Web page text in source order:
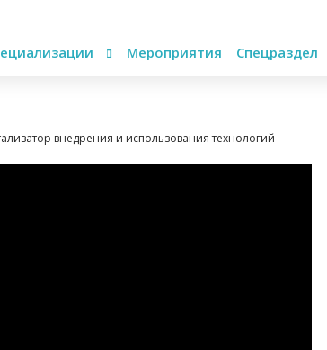
Мероприятия Спецраздел
внедрения и использования технологий